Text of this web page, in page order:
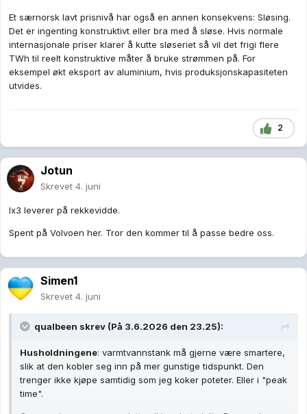
Et særnorsk lavt prisnivå har også en annen konsekvens: Sløsing.
Det er ingenting konstruktivt eller bra med å sløse. Hvis normale
internasjonale priser klarer å kutte sløseriet så vil det frigi flere
TWh til reelt konstruktive måter å bruke strømmen på. For
eksempel økt eksport av aluminium, hvis produksjonskapasiteten
utvides.
2
Jotun
Skrevet 4. juni
Ix3 leverer på rekkevidde.
Spent på Volvoen her. Tror den kommer til å passe bedre oss.
Simen1
Skrevet 4. juni
qualbeen skrev (På 3.6.2026 den 23.25):
Husholdningene: varmtvannstank må gjerne være smartere,
slik at den kobler seg inn på mer gunstige tidspunkt. Den
trenger ikke kjøpe samtidig som jeg koker poteter. Eller i "peak
time".